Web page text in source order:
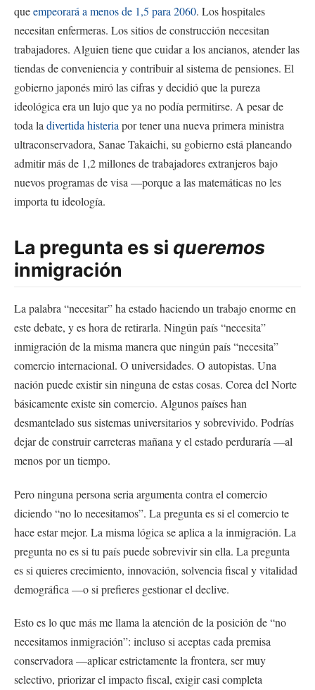
queempeorará a menos de 1,5 para 2060. Los hospitales
necesitan enfermeras. Los sitios de construcción necesitan
trabajadores. Alguien tiene que cuidar a los ancianos, atender las
tiendas de conveniencia y contribuir al sistema de pensiones. El
gobierno japonés miró las cifras y decidió que la pureza
ideológica era un lujo que ya no podía permitirse. A pesar de
toda la divertida histeria por tener una nueva primera ministra
ultraconservadora, Sanae Takaichi, su gobierno está planeando
admitir más de 1,2 millones de trabajadores extranjeros bajo
nuevos programas de visa —porque a las matemáticas no les
importa tu ideología.
La pregunta es si queremos
inmigración
La palabra “necesitar” ha estado haciendo un trabajo enorme en
este debate, y es hora de retirarla. Ningún país “necesita”
inmigración de la misma manera que ningún país “necesita”
comercio internacional. O universidades. O autopistas. Una
nación puede existir sin ninguna de estas cosas. Corea del Norte
básicamente existe sin comercio. Algunos países han
desmantelado sus sistemas universitarios y sobrevivido. Podrías
dejar de construir carreteras mañana y el estado perduraría —al
menos por un tiempo.
Pero ninguna persona seria argumenta contra el comercio
diciendo “no lo necesitamos”. La pregunta es si el comercio te
hace estar mejor. La misma lógica se aplica a la inmigración. La
pregunta no es si tu país puede sobrevivir sin ella. La pregunta
es si quieres crecimiento, innovación, solvencia fiscal y vitalidad
demográfica —o si prefieres gestionar el declive.
Esto es lo que más me llama la atención de la posición de “no
necesitamos inmigración”: incluso si aceptas cada premisa
conservadora —aplicar estrictamente la frontera, ser muy
selectivo, priorizar el impacto fiscal, exigir casi completa